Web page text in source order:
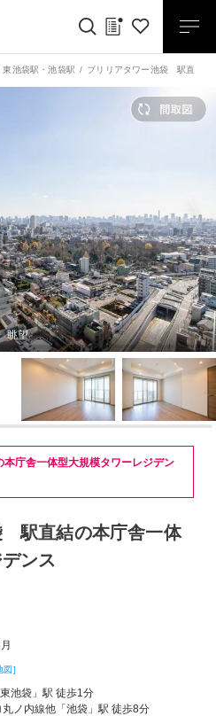
東池袋駅 ・池袋駅 ブリリアタワー池袋 駅直結の
眺望
庁舎一体型大規模タワーレジデン
駅直結の本庁舎一体
ンス
図]
池袋」駅 徒歩1分
ノ内線他「池袋」駅 徒歩8分